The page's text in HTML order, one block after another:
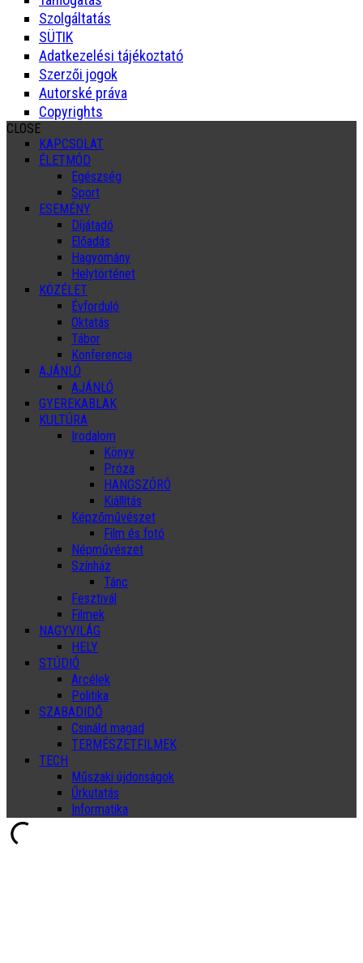
Szolgáltatás
SÜTIK
Adatkezelési tájékoztató
Szerzői jogok
Autorské práva
Copyrights
CLOSE
KAPCSOLAT
ÉLETMÓD
Egészség
Sport
ESEMÉNY
Díjátadó
Előadás
Hagyomány
Helytörténet
KÖZÉLET
Évforduló
Oktatás
Tábor
Konferencia
AJÁNLÓ
AJÁNLÓ
GYEREKABLAK
KULTÚRA
Irodalom
Könyv
Próza
HANGSZÓRÓ
Kiállítás
Képzőművészet
Film és fotó
Népművészet
Színház
Tánc
Fesztivál
Filmek
NAGYVILÁG
HELY
STÚDIÓ
Arcélek
Politika
SZABADIDŐ
Csináld magad
TERMÉSZETFILMEK
TECH
Műszaki újdonságok
Űrkutatás
Informatika